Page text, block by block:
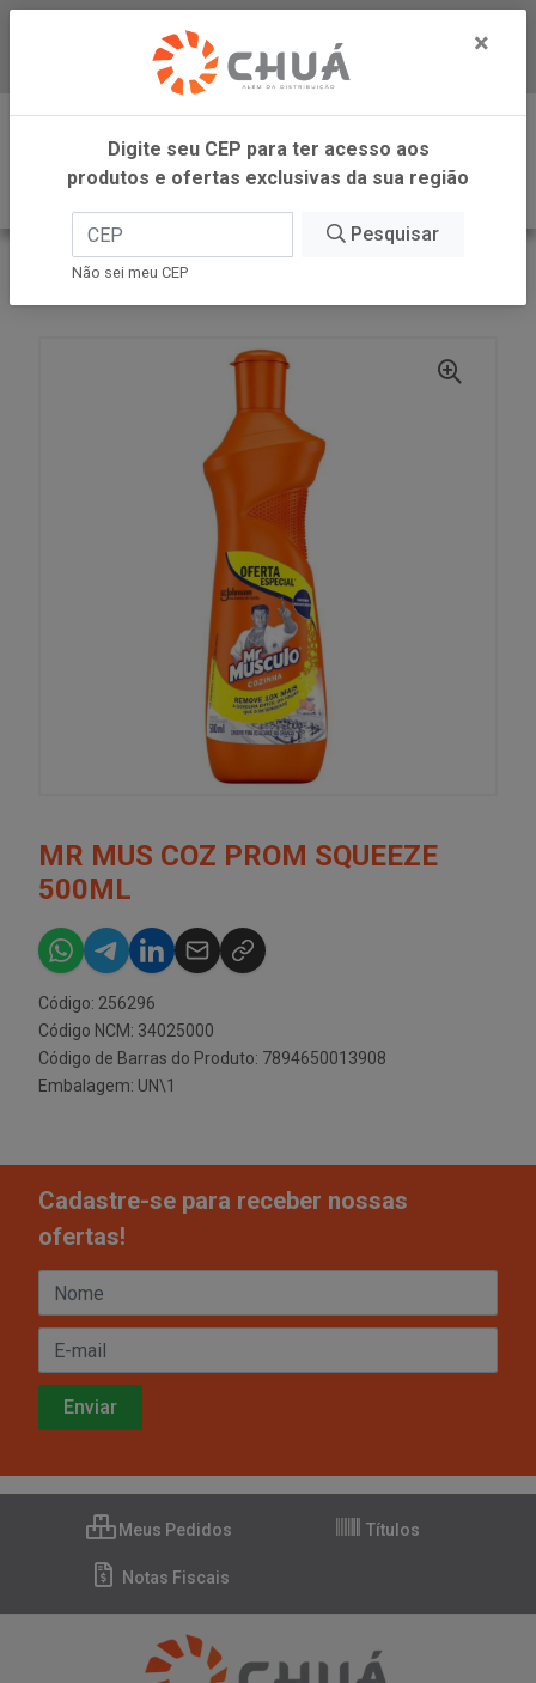
Baixe já nosso APP
0
INÍCIO
SC JOHNSON
MR MUS COZ PROM SQUEEZE
500ML
Código: 256296
Código NCM: 34025000
Código de Barras do Produto: 7894650013908
Embalagem: UN\1
Cadastre-se para receber nossas
ofertas!
Meus Pedidos Títulos
Notas Fiscais
×
Digite seu CEP para ter acesso aos
produtos e ofertas exclusivas da sua região
Pesquisar
Não sei meu CEP